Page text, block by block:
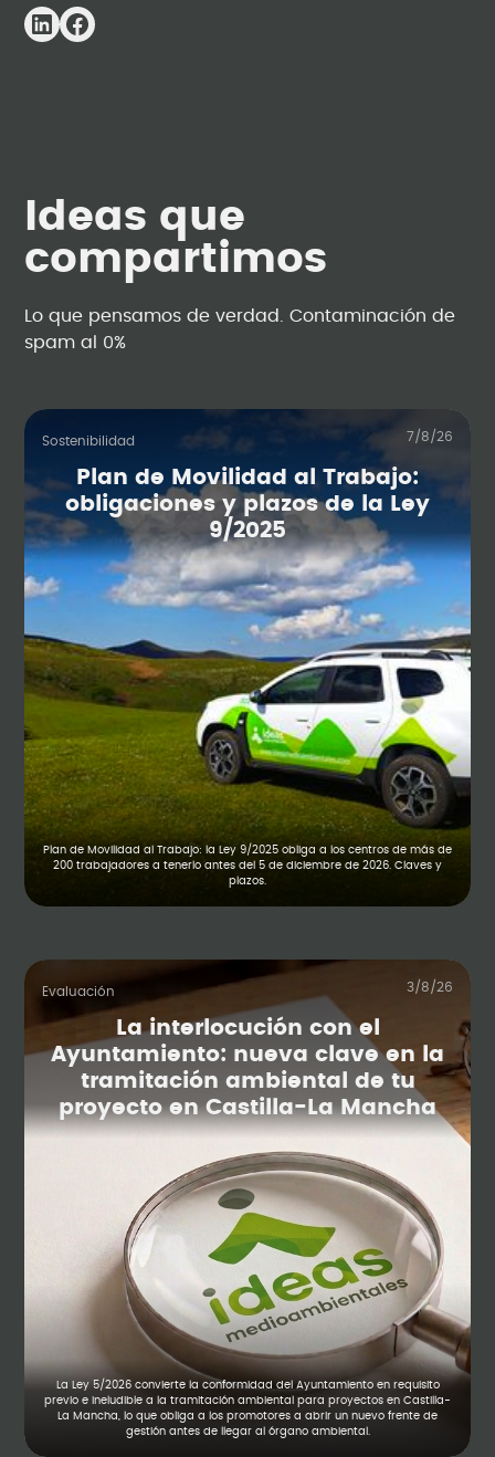
Ideas que
compartimos
Lo que pensamos de verdad. Contaminación de
spam al 0%
Sostenibilidad 7/8/26
Plan de Movilidad al Trabajo:
obligaciones y plazos de la Ley
9/2025
Plan de Movilidad al Trabajo: la Ley 9/2025 obliga a los centros de más de
200 trabajadores a tenerlo antes del 5 de diciembre de 2026. Claves y
plazos.
Evaluación 3/8/26
La interlocución con el
Ayuntamiento: nueva clave en la
tramitación ambiental de tu
proyecto en Castilla-La Mancha
La Ley 5/2026 convierte la conformidad del Ayuntamiento en requisito
previo e ineludible a la tramitación ambiental para proyectos en Castilla-
La Mancha, lo que obliga a los promotores a abrir un nuevo frente de
gestión antes de llegar al órgano ambiental.